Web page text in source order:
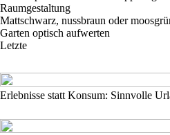
Raumgestaltung
Mattschwarz, nussbraun oder
Garten optisch aufwerten
Letzte
Erlebnisse statt Konsum: Sinnvolle